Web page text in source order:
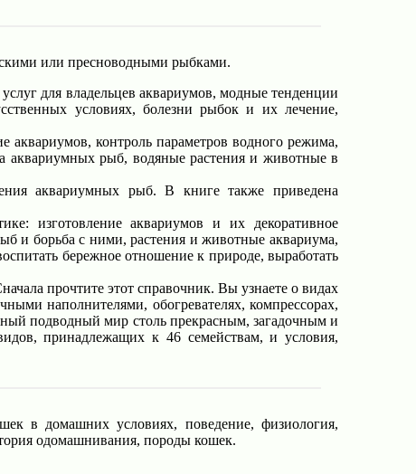
или пресноводными рыбками.
для владельцев аквариумов, модные тенденции
условиях, болезни рыбок и их лечение,
аквариумов, контроль параметров водного режима,
аквариумных рыб, водяные растения и животные в
аквариумных рыб. В книге также приведена
изготовление аквариумов и их декоративное
и борьба с ними, растения и животные аквариума,
бережное отношение к природе, выработать
прочтите этот справочник. Вы узнаете о видах
наполнителями, обогревателях, компрессорах,
подводный мир столь прекрасным, загадочным и
принадлежащих к 46 семействам, и условия,
в домашних условиях, поведение, физиология,
одомашнивания, породы кошек.